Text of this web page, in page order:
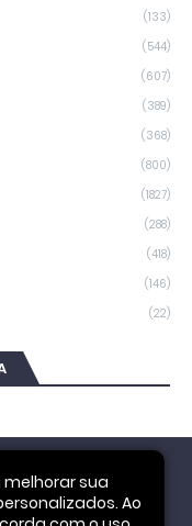
(133)
(544)
(607)
(389)
(368)
(800)
(1827)
(288)
(418)
(146)
(22)
melhorar sua
Ao